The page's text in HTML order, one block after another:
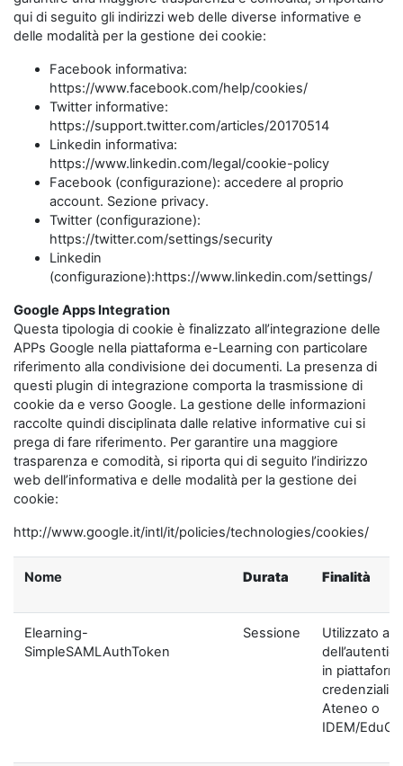
qui di seguito gli indirizzi web delle diverse informative e
delle modalità per la gestione dei cookie:
Facebook informativa:
https://www.facebook.com/help/cookies/
Twitter informative:
https://support.twitter.com/articles/20170514
Linkedin informativa:
https://www.linkedin.com/legal/cookie-policy
Facebook (configurazione): accedere al proprio
account. Sezione privacy.
Twitter (configurazione):
https://twitter.com/settings/security
Linkedin
(configurazione):https://www.linkedin.com/settings/
Google Apps Integration
Questa tipologia di cookie è finalizzato all’integrazione delle
APPs Google nella piattaforma e-Learning con particolare
riferimento alla condivisione dei documenti. La presenza di
questi plugin di integrazione comporta la trasmissione di
cookie da e verso Google. La gestione delle informazioni
raccolte quindi disciplinata dalle relative informative cui si
prega di fare riferimento. Per garantire una maggiore
trasparenza e comodità, si riporta qui di seguito l’indirizzo
web dell’informativa e delle modalità per la gestione dei
cookie:
http://www.google.it/intl/it/policies/technologies/cookies/
Nome Durata Finalità
Elearning-
SimpleSAMLAuthToken
Sessione
Utilizzato ai
in
credenziali di
Ateneo o
IDEM/